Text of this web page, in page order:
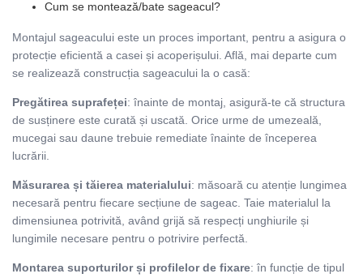
Cum se montează/bate sageacul?
Montajul sageacului este un proces important, pentru a asigura o
protecție eficientă a casei și acoperișului. Află, mai departe cum
se realizează construcția sageacului la o casă:
Pregătirea suprafeței: înainte de montaj, asigură-te că structura
de susținere este curată și uscată. Orice urme de umezeală,
mucegai sau daune trebuie remediate înainte de începerea
lucrării.
Măsurarea și tăierea materialului: măsoară cu atenție lungimea
necesară pentru fiecare secțiune de sageac. Taie materialul la
dimensiunea potrivită, având grijă să respecți unghiurile și
lungimile necesare pentru o potrivire perfectă.
Montarea suporturilor și profilelor de fixare: în funcție de tipul